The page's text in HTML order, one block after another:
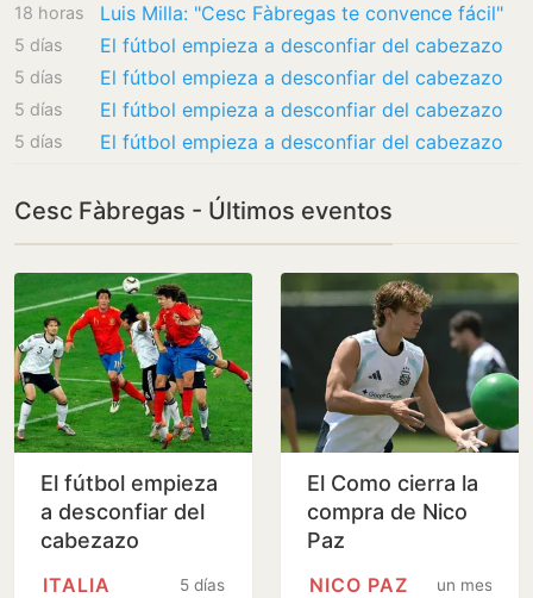
18 horas Luis Milla: "Cesc Fàbregas te convence fácil"
5 días El fútbol empieza a desconfiar del cabezazo
5 días El fútbol empieza a desconfiar del cabezazo
5 días El fútbol empieza a desconfiar del cabezazo
5 días El fútbol empieza a desconfiar del cabezazo
Cesc Fàbregas - Últimos eventos
El fútbol empieza
a desconfiar del
cabezazo
5 días
ITALIA
El Como cierra la
compra de Nico
Paz
un mes
NICO PAZ